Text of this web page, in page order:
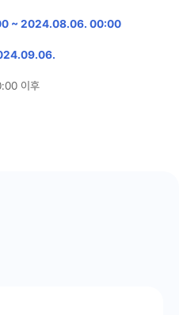
~ 2024.08.06. 00:00
이후